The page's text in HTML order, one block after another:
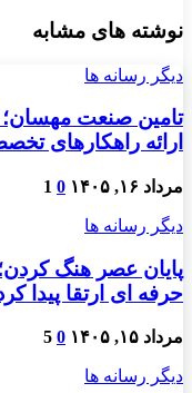
نوشته های مشابه
دیگر رسانه ها
تامین صنعت مهسان؛
ارائه راهکارهای
مرداد ۱۶, ۱۴۰۵ 0
1
دیگر رسانه ها
پایان عصر هنگ
حرفه ای ارتقا پیدا
مرداد ۱۵, ۱۴۰۵ 0
5
دیگر رسانه ها